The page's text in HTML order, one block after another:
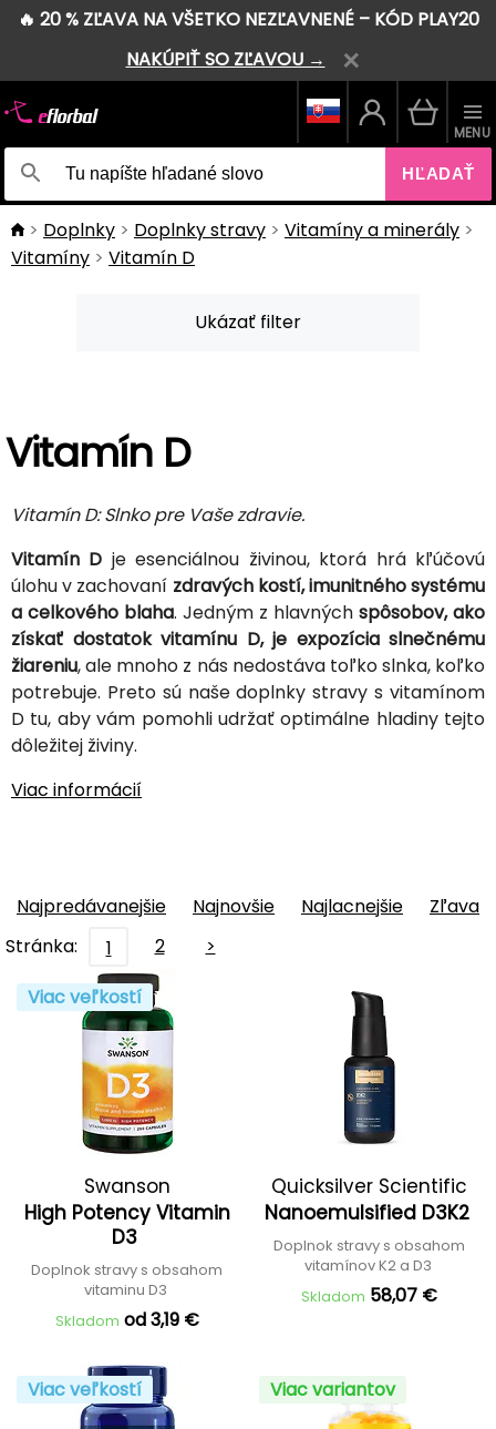
🔥 20 % ZĽAVA NA VŠETKO NEZĽAVNENÉ – KÓD PLAY20
NAKÚPIŤ SO ZĽAVOU →
HĽADAŤ
MENU
Doplnky Doplnky stravy
Vitamíny a minerály
Vitamíny
Vitamín D
Ukázať filter
Vitamín D
Vitamín D: Slnko pre Vaše zdravie.
Vitamín D je esenciálnou živinou, ktorá hrá kľúčovú
úlohu v zachovaní zdravých kostí, imunitného systému
a celkového blaha. Jedným z hlavných spôsobov, ako
získať dostatok vitamínu D, je expozícia slnečnému
žiareniu, ale mnoho z nás nedostáva toľko slnka, koľko
potrebuje. Preto sú naše doplnky stravy s vitamínom
D tu, aby vám pomohli udržať optimálne hladiny tejto
dôležitej živiny.
Viac informácií
Najpredávanejšie Najnovšie Najlacnejšie
Zľava
Stránka:
1 2
>
Viac veľkostí
Swanson
High Potency Vitamin
D3
Doplnok stravy s obsahom
vitaminu D3
Skladom od 3,19 €
Quicksilver Scientific
Nanoemulsified D3K2
Doplnok stravy s obsahom
vitamínov K2 a D3
Skladom 58,07 €
Viac veľkostí Viac variantov